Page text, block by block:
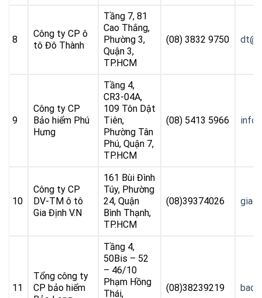
8
Công ty CP ô
tô Đô Thành
Tầng 7, 81
Cao Thắng,
Phường 3,
Quận 3,
TP.HCM
(08) 3832 9750
9
Công ty CP
Bảo hiểm Phú
Hưng
Tầng 4,
CR3-04A,
109 Tôn Dật
Tiên,
Phường Tân
Phú, Quận 7,
TP.HCM
(08) 5413 5966
10
Công ty CP
DV-TM ô tô
Gia Định V.N
161 Bùi Đình
Túy, Phường
24, Quận
Bình Thạnh,
TP.HCM
(08)39374026
11
Tổng công ty
CP bảo hiểm
Tầng 4,
50Bis – 52
– 46/10
Phạm Hồng
Thái,
(08)38239219